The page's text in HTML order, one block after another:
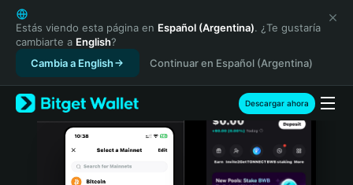
English
日本語
Tiếng Việt
Русский
Español (Latinoamérica)
Türkçe
Italiano
Estás viendo esta página en Español (Argentina). ¿Te gustaría
cambiarte a English?
Cambia a English
Continuar en Español (Argentina)
Descargar ahora